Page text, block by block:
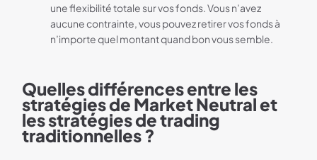
une flexibilité totale sur vos fonds. Vous n’avez
aucune contrainte, vous pouvez retirer vos fonds à
n’importe quel montant quand bon vous semble.
Quelles différences entre les
stratégies de Market Neutral et
les stratégies de trading
traditionnelles ?